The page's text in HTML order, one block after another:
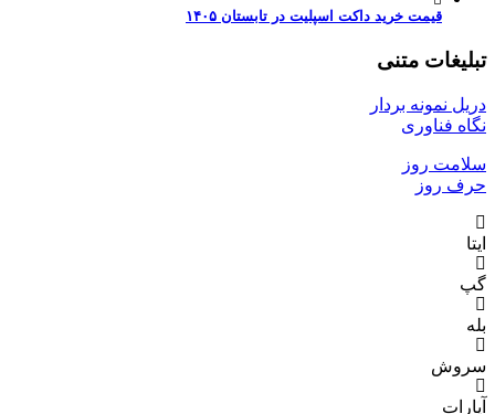
قیمت خرید داکت اسپلیت در تابستان ۱۴۰۵
تبلیغات متنی
دریل نمونه بردار
نگاه فناوری
سلامت روز
حرف روز
ایتا
گپ
بله
سروش
آپارات